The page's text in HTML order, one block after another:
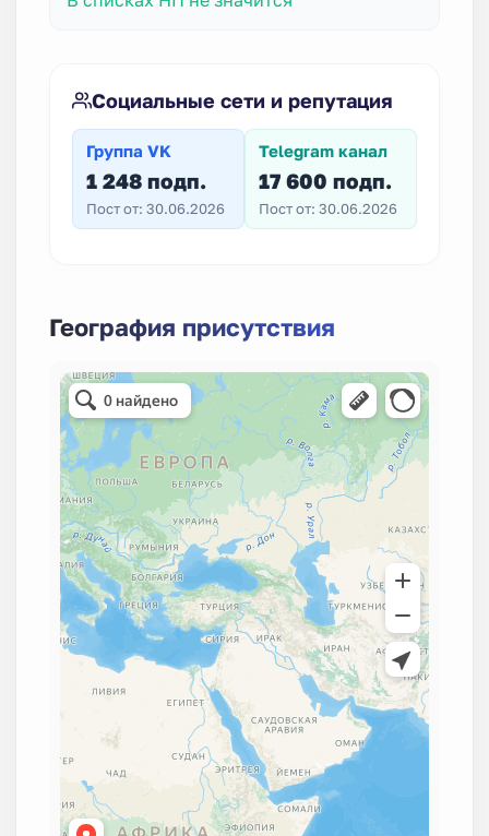
Социальные сети и репутация
Группа VK
1 248 подп.
Пост от: 30.06.2026
Telegram канал
17 600 подп.
Пост от: 30.06.2026
География присутствия